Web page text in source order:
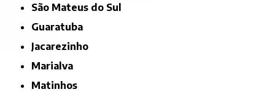
São Mateus do Sul
Guaratuba
Jacarezinho
Marialva
Matinhos